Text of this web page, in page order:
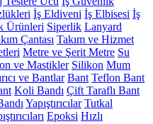
İş Eldiveni İş Elbisesi İş
Ürünleri Siperlik Lanyard
Çantası Takım ve Hizmet
Metre ve Şerit Metre Su
ve Mastikler Silikon Mum
ve Bantlar Bant Teflon Bant
Koli Bandı Çift Taraflı Bant
Yapıştırıcılar Tutkal
Epoksi Hızlı